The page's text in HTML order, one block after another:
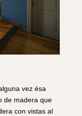
vez ésa
de madera que
con vistas al